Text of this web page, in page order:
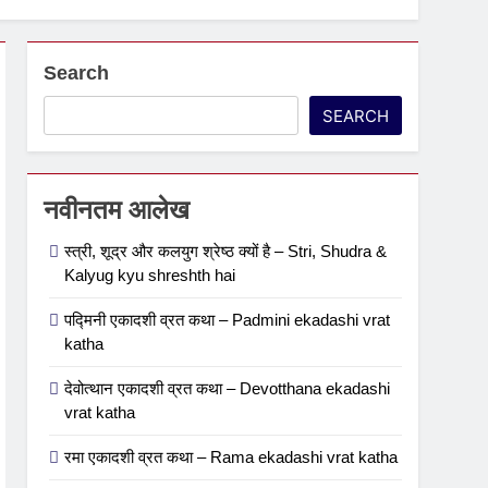
Search
SEARCH
नवीनतम आलेख
स्त्री, शूद्र और कलयुग श्रेष्ठ क्यों है – Stri, Shudra &
Kalyug kyu shreshth hai
पद्मिनी एकादशी व्रत कथा – Padmini ekadashi vrat
katha
देवोत्थान एकादशी व्रत कथा – Devotthana ekadashi
vrat katha
रमा एकादशी व्रत कथा – Rama ekadashi vrat katha